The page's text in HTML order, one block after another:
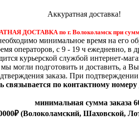
Аккуратная доставка!
ДОСТАВКА по г. Волоколамск при сумме
минимальное время на его
операторов, с 9 - 19 ч ежедневно, в
курьерской службой интернет-
могли подготовить и доставить, а
заказа. При
связывается по контактному
минимальная сумма заказа
(Волоколамский, Шаховской,